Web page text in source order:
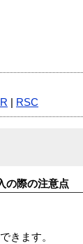
RSC
の際の注意点
きます。